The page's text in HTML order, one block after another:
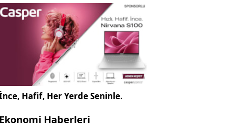
Hafif, Her Yerde Seninle.
Ekonomi Haberleri